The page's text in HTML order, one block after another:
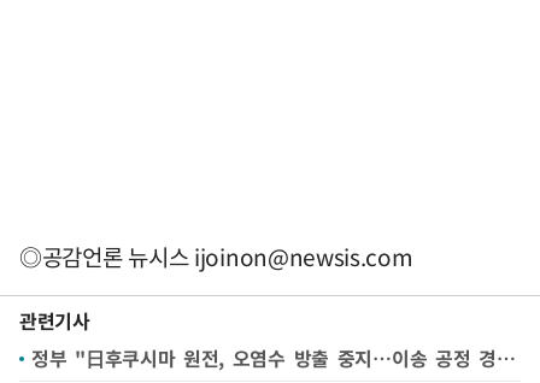
◎공감언론 뉴시스ijoinon@newsis.com
관련기사
정부 "日후쿠시마 원전, 오염수 방출 중지…이송 공정 경보 발생"